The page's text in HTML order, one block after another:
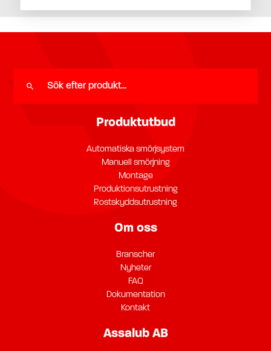
Produktutbud
Automatiska smörjsystem
Manuell smörjning
Montage
Produktionsutrustning
Rostskyddsutrustning
Om oss
Branscher
Nyheter
FAQ
Dokumentation
Kontakt
Assalub AB